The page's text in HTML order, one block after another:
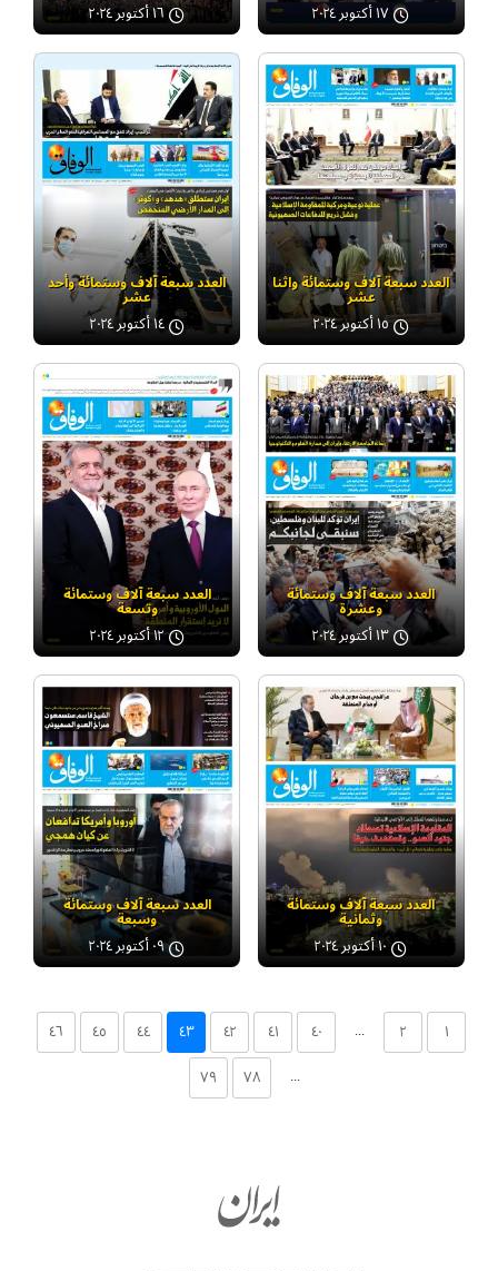
١٧ أكتوبر ٢٠٢٤
١٦ أكتوبر ٢٠٢٤
العدد سبعة آلاف وستمائة واثنا
عشر
١٥ أكتوبر ٢٠٢٤
العدد سبعة آلاف وستمائة وأحد
عشر
١٤ أكتوبر ٢٠٢٤
العدد سبعة آلاف وستمائة
وعشرة
١٣ أكتوبر ٢٠٢٤
العدد سبعة آلاف وستمائة
وتسعة
١٢ أكتوبر ٢٠٢٤
العدد سبعة آلاف وستمائة
وثمانية
١٠ أكتوبر ٢٠٢٤
العدد سبعة آلاف وستمائة
وسبعة
٠٩ أكتوبر ٢٠٢٤
۱ ۲ ... ٤۰ ٤۱ ٤۲ ٤۳ ٤٤ ٤٥
٤٦
...
۷۸ ۷۹